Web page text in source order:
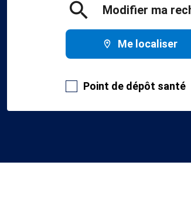
Modifier ma
Me localiser
Point de dépôt santé